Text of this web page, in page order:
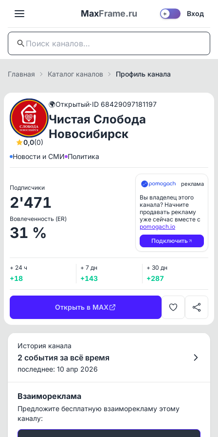
MaxFrame.ru ☀️ Вход
Главная Каталог каналов Профиль канала
0,0(0)
🌍Открытый·ID 68429097181197
Чистая Слобода
Новосибирск
Новости и СМИ Политика
Подписчики
2'471
Вовлеченность (ER)
31 %
реклама
Вы владелец этого
канала? Начните
продавать рекламу
уже сейчас вместе с
pomogach.io
Подключить
+ 24 ч
+18
+ 7 дн
+143
+ 30 дн
+287
Открыть в MAX
История канала
2 события за всё время
последнее: 10 апр 2026
Взаимореклама
Предложите бесплатную взаиморекламу этому
каналу: